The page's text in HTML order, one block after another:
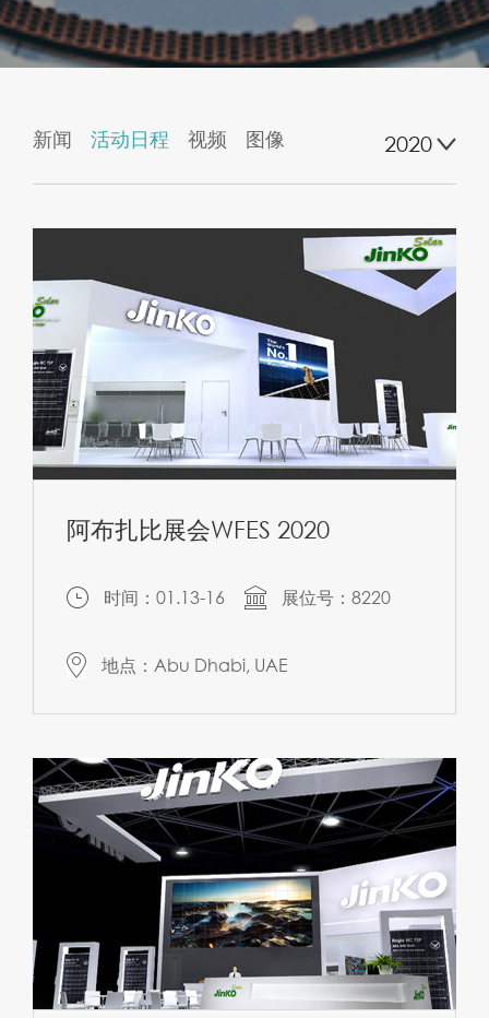
新闻 活动日程 视频 图像 2020
阿布扎比展会WFES 2020
时间：01.13-16 展位号：8220
地点：Abu Dhabi, UAE